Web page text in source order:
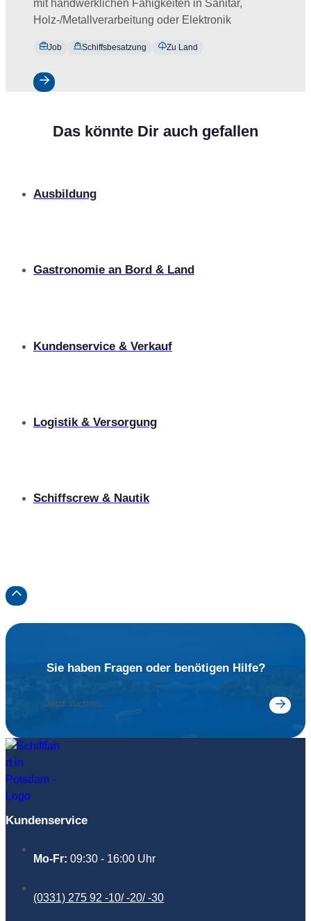
mit handwerklichen Fähigkeiten in Sanitär,
Holz-/Metallverarbeitung oder Elektronik
Job Schiffsbesatzung Zu Land
Job
Das könnte Dir auch gefallen
Ausbildung
Gastronomie an Bord & Land
Kundenservice & Verkauf
Logistik & Versorgung
Schiffscrew & Nautik
Label
Sie haben Fragen oder benötigen Hilfe?
Jetzt
Kundenservice
Mo-Fr: 09:30 - 16:00 Uhr
(0331) 275 92 -10/ -20/ -30